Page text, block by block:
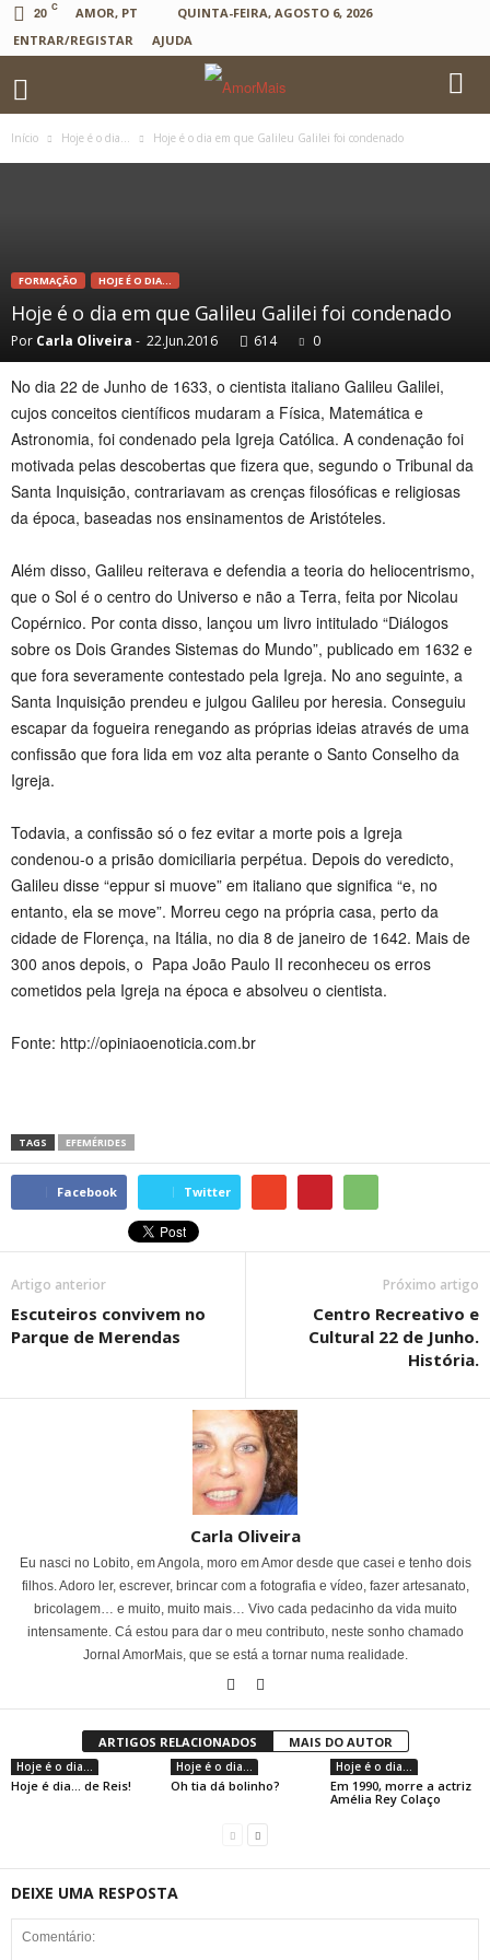
20 C AMOR, PT
QUINTA-FEIRA, AGOSTO 6, 2026
ENTRAR/REGISTAR
AJUDA
Início Hoje é o dia... Hoje é o dia em que Galileu Galilei foi condenado
FORMAÇÃO HOJE É O DIA...
Hoje é o dia em que Galileu Galilei foi condenado
Por Carla Oliveira - 22.Jun.2016 614 0
No dia 22 de Junho de 1633, o cientista italiano Galileu Galilei,
cujos conceitos científicos mudaram a Física, Matemática e
Astronomia, foi condenado pela Igreja Católica. A condenação foi
motivada pelas descobertas que fizera que, segundo o Tribunal da
Santa Inquisição, contrariavam as crenças filosóficas e religiosas
da época, baseadas nos ensinamentos de Aristóteles.
Além disso, Galileu reiterava e defendia a teoria do heliocentrismo,
que o Sol é o centro do Universo e não a Terra, feita por Nicolau
Copérnico. Por conta disso, lançou um livro intitulado “Diálogos
sobre os Dois Grandes Sistemas do Mundo”, publicado em 1632 e
que fora severamente contestado pela Igreja. No ano seguinte, a
Santa Inquisição prendeu e julgou Galileu por heresia. Conseguiu
escapar da fogueira renegando as próprias ideias através de uma
confissão que fora lida em voz alta perante o Santo Conselho da
Igreja.
Todavia, a confissão só o fez evitar a morte pois a Igreja
condenou-o a prisão domiciliaria perpétua. Depois do veredicto,
Galileu disse “eppur si muove” em italiano que significa “e, no
entanto, ela se move”. Morreu cego na própria casa, perto da
cidade de Florença, na Itália, no dia 8 de janeiro de 1642. Mais de
300 anos depois, o Papa João Paulo II reconheceu os erros
cometidos pela Igreja na época e absolveu o cientista.
Fonte: http://opiniaoenoticia.com.br
TAGS EFEMÉRIDES
Facebook Twitter
Artigo anterior
Escuteiros convivem no
Parque de Merendas
Próximo artigo
Centro Recreativo e
Cultural 22 de Junho.
História.
Carla Oliveira
Eu nasci no Lobito, em Angola, moro em Amor desde que casei e tenho dois
filhos. Adoro ler, escrever, brincar com a fotografia e vídeo, fazer artesanato,
bricolagem… e muito, muito mais… Vivo cada pedacinho da vida muito
intensamente. Cá estou para dar o meu contributo, neste sonho chamado
Jornal AmorMais, que se está a tornar numa realidade.
ARTIGOS RELACIONADOS MAIS DO AUTOR
Hoje é o dia...
Hoje é dia… de Reis!
Hoje é o dia...
Oh tia dá bolinho?
Hoje é o dia...
Em 1990, morre a actriz
Amélia Rey Colaço
DEIXE UMA RESPOSTA